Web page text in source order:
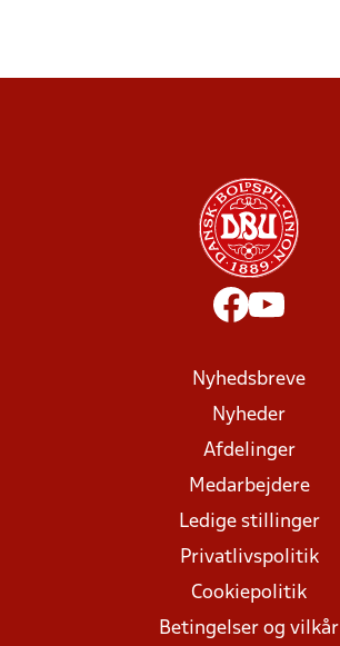
Nyhedsbreve
Nyheder
Afdelinger
Medarbejdere
Ledige stillinger
Privatlivspolitik
Cookiepolitik
Betingelser og vilkår